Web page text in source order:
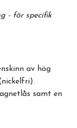
- för specifik
av hög
samt en